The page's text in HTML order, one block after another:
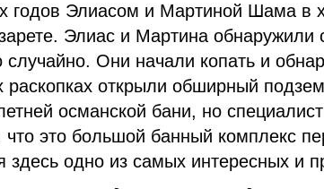
годов Элиасом и Мартиной Шама в
Элиас и Мартина обнаружили
случайно. Они начали копать и
раскопках открыли обширный
османской бани, но
что это большой банный комплекс
здесь одно из самых интересных и